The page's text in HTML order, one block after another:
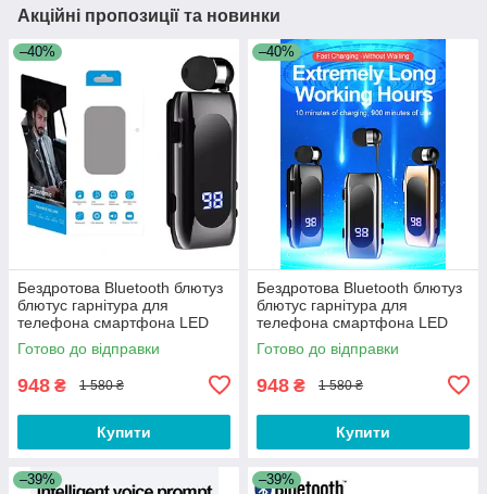
Акційні пропозиції та новинки
–40%
Бездротова Bluetooth блютуз
блютус гарнітура для
телефона смартфона LED
Siory D56 Чорна
Готово до відправки
948 ₴ 1 580 ₴
Купити
–40%
Бездротова Bluetooth блютуз
блютус гарнітура для
телефона смартфона LED
Siory D56 Срібляста
Готово до відправки
948 ₴ 1 580 ₴
Купити
–39% –39%